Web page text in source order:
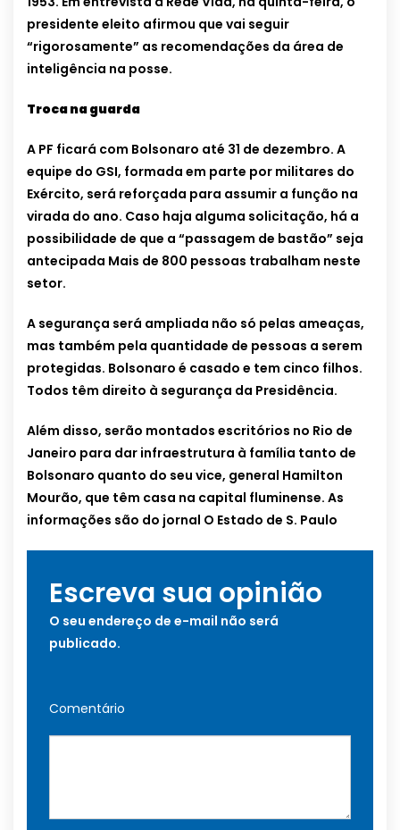
presidente eleito afirmou que vai seguir
“rigorosamente” as recomendações da área de
inteligência na posse.
Troca na guarda
A PF ficará com Bolsonaro até 31 de dezembro. A
equipe do GSI, formada em parte por militares do
Exército, será reforçada para assumir a função na
virada do ano. Caso haja alguma solicitação, há a
possibilidade de que a “passagem de bastão” seja
antecipada Mais de 800 pessoas trabalham neste
setor.
A segurança será ampliada não só pelas ameaças,
mas também pela quantidade de pessoas a serem
protegidas. Bolsonaro é casado e tem cinco filhos.
Todos têm direito à segurança da Presidência.
Além disso, serão montados escritórios no Rio de
Janeiro para dar infraestrutura à família tanto de
Bolsonaro quanto do seu vice, general Hamilton
Mourão, que têm casa na capital fluminense. As
informações são do jornal O Estado de S. Paulo
Escreva sua opinião
O seu endereço de e-mail não será
publicado.
Comentário